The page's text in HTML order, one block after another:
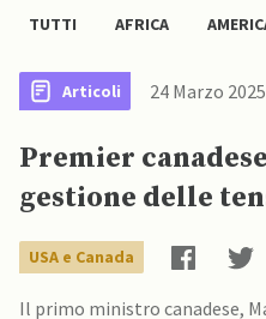
TUTTI AFRICA
Articoli 24 Marzo
Premier
gestione delle
USA e Canada
Il primo ministro canadese,